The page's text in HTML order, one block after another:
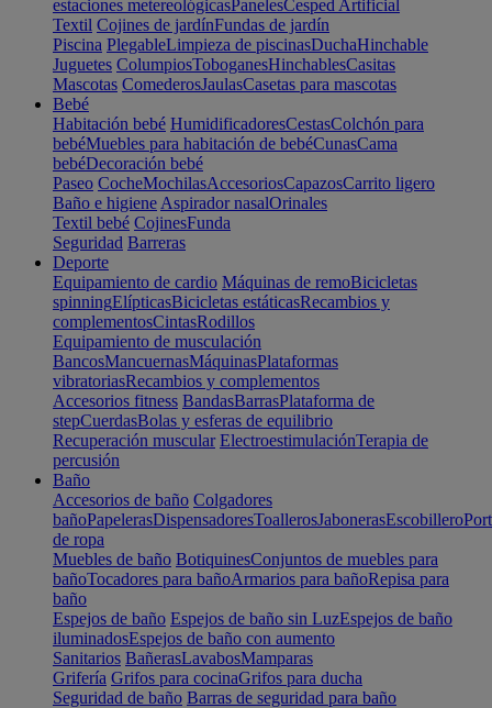
estaciones metereológicasPanelesCesped Artificial
Textil Cojines de jardínFundas de jardín
Piscina PlegableLimpieza de piscinasDuchaHinchable
Juguetes ColumpiosToboganesHinchablesCasitas
Mascotas ComederosJaulasCasetas para mascotas
Bebé
Habitación bebé HumidificadoresCestasColchón para
bebéMuebles para habitación de bebéCunasCama
bebéDecoración bebé
Paseo CocheMochilasAccesoriosCapazosCarrito ligero
Baño e higiene Aspirador nasalOrinales
Textil bebé CojinesFunda
Seguridad Barreras
Deporte
Equipamiento de cardio Máquinas de remoBicicletas
spinningElípticasBicicletas estáticasRecambios y
complementosCintasRodillos
Equipamiento de musculación
BancosMancuernasMáquinasPlataformas
vibratoriasRecambios y complementos
Accesorios fitness BandasBarrasPlataforma de
stepCuerdasBolas y esferas de equilibrio
Recuperación muscular ElectroestimulaciónTerapia de
percusión
Baño
Accesorios de baño Colgadores
bañoPapelerasDispensadoresToallerosJabonerasEscobillero
de ropa
Muebles de baño BotiquinesConjuntos de muebles para
bañoTocadores para bañoArmarios para bañoRepisa para
baño
Espejos de baño Espejos de baño sin LuzEspejos de baño
iluminadosEspejos de baño con aumento
Sanitarios BañerasLavabosMamparas
Grifería Grifos para cocinaGrifos para ducha
Seguridad de baño Barras de seguridad para baño